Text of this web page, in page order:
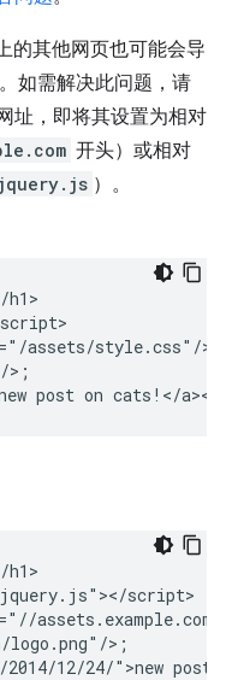
的其他网页也可能会导
如需解决此问题，请
址，即将其设置为相对
开头）或相对
）。
h1>
assets/style.css"/>
>;
post on cats!</a></
h1>
script>
logo.png"/>;
2014/12/24/">new post